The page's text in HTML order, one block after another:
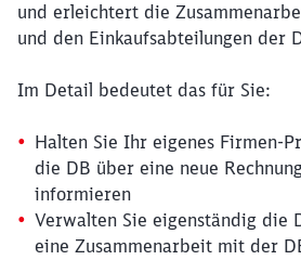
und erleichtert die
und den Einkaufsabteilungen der
Im Detail bedeutet das für Sie:
Halten Sie Ihr eigenes Firmen-
die DB über eine neue
informieren
Verwalten Sie eigenständig die
eine Zusammenarbeit mit der